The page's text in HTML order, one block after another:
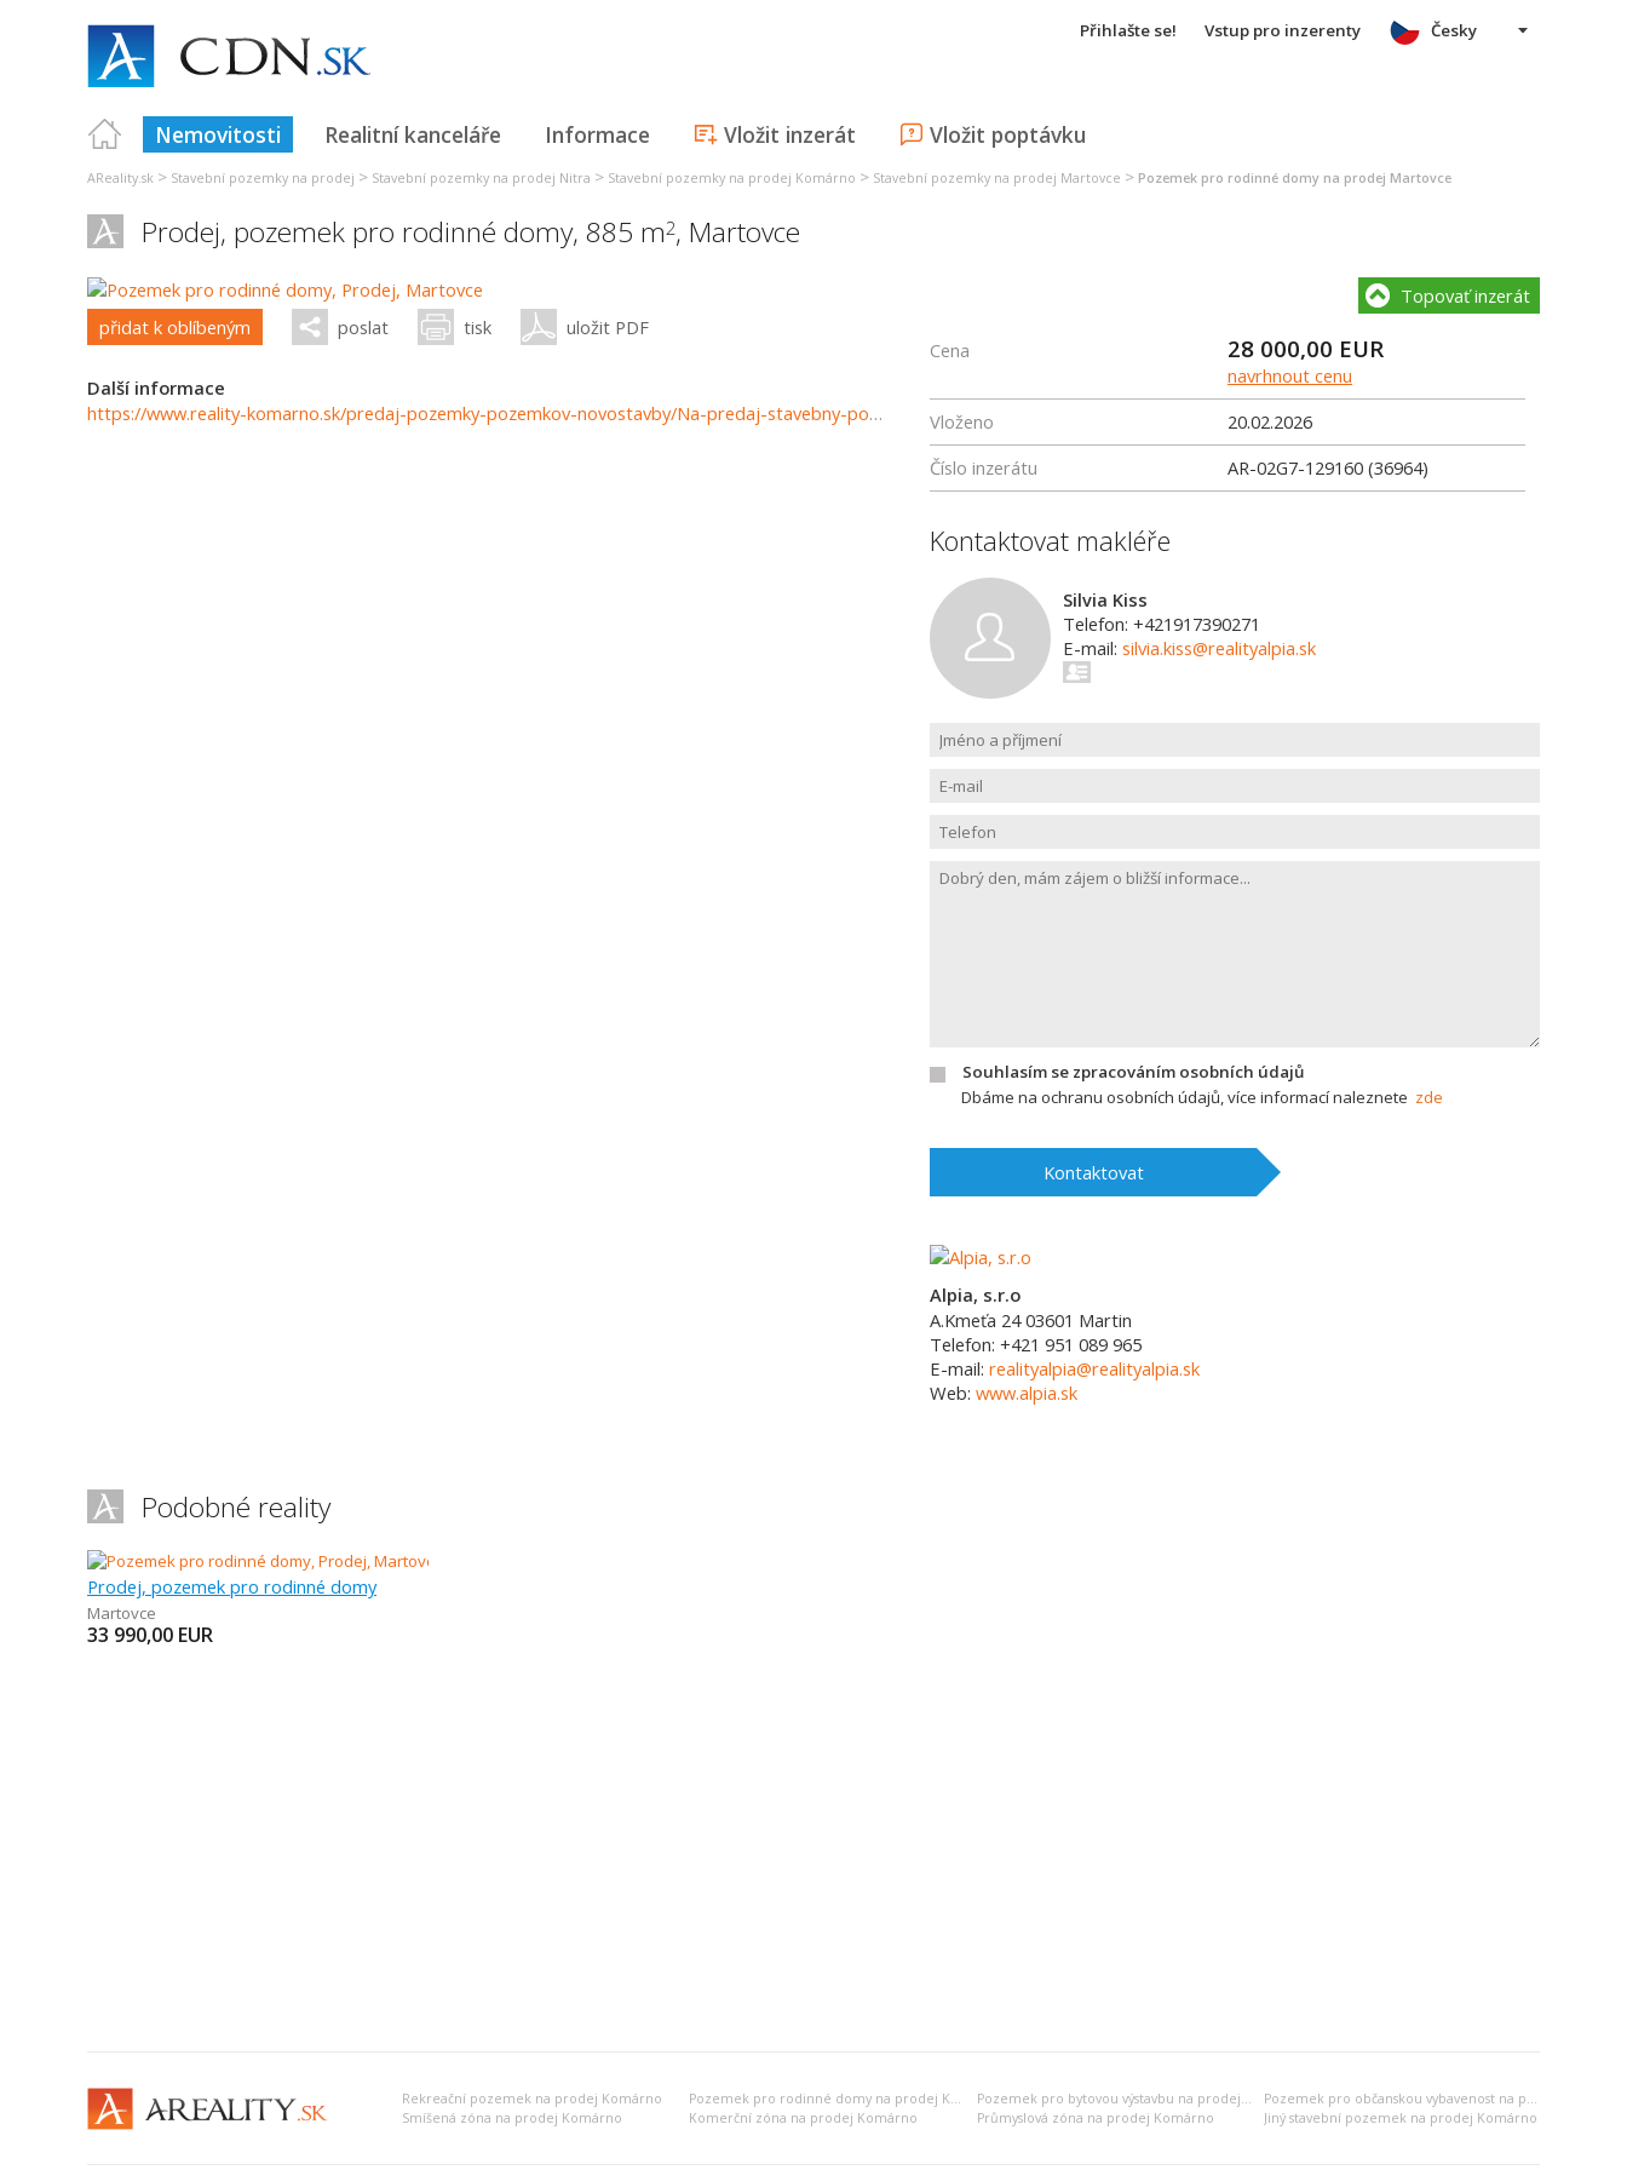
Přihlašte se! Vstup pro inzerenty
Nemovitosti Realitní kanceláře Informace Vložit inzerát Vložit poptávku
Česky
AReality.sk > Stavební pozemky na prodej > Stavební pozemky na prodej Nitra > Stavební pozemky na prodej Komárno > Stavební pozemky na prodej Martovce > Pozemek pro rodinné domy na prodej Martovce
Prodej, pozemek pro rodinné domy, 885 m2, Martovce
přidat k oblíbeným poslat tisk uložit PDF
Další informace
https://www.reality-komarno.sk/predaj-pozemky-pozemkov-novostavby/Na-predaj-stavebny-pozemok-v-obci-Martovce-36964/?utm_source=areality&utm_medium=xml&utm_term=36964&utm_content=chalupa&utm_campaign=portaly
Topovať inzerát
Cena 28 000,00 EUR
navrhnout cenu
Vloženo
20.02.2026
Číslo inzerátu
AR-02G7-129160 (36964)
Kontaktovat makléře
Silvia Kiss
Telefon: +421917390271
E-mail: silvia.kiss@realityalpia.sk
Souhlasím se zpracováním osobních údajů
Dbáme na ochranu osobních údajů, více informací naleznete zde
Kontaktovat
Alpia, s.r.o
A.Kmeťa 24 03601 Martin
Telefon: +421 951 089 965
E-mail: realityalpia@realityalpia.sk
Web: www.alpia.sk
Podobné reality
Prodej, pozemek pro rodinné domy
Martovce
33 990,00 EUR
Rekreační pozemek na prodej Komárno Pozemek pro rodinné domy na prodej Komárno Pozemek pro bytovou výstavbu na prodej Komárno
Pozemek pro občanskou vybavenost na prodej Komárno
Smíšená zóna na prodej Komárno
Komerční zóna na prodej Komárno Průmyslová zóna na prodej Komárno Jiný stavební pozemek na prodej Komárno